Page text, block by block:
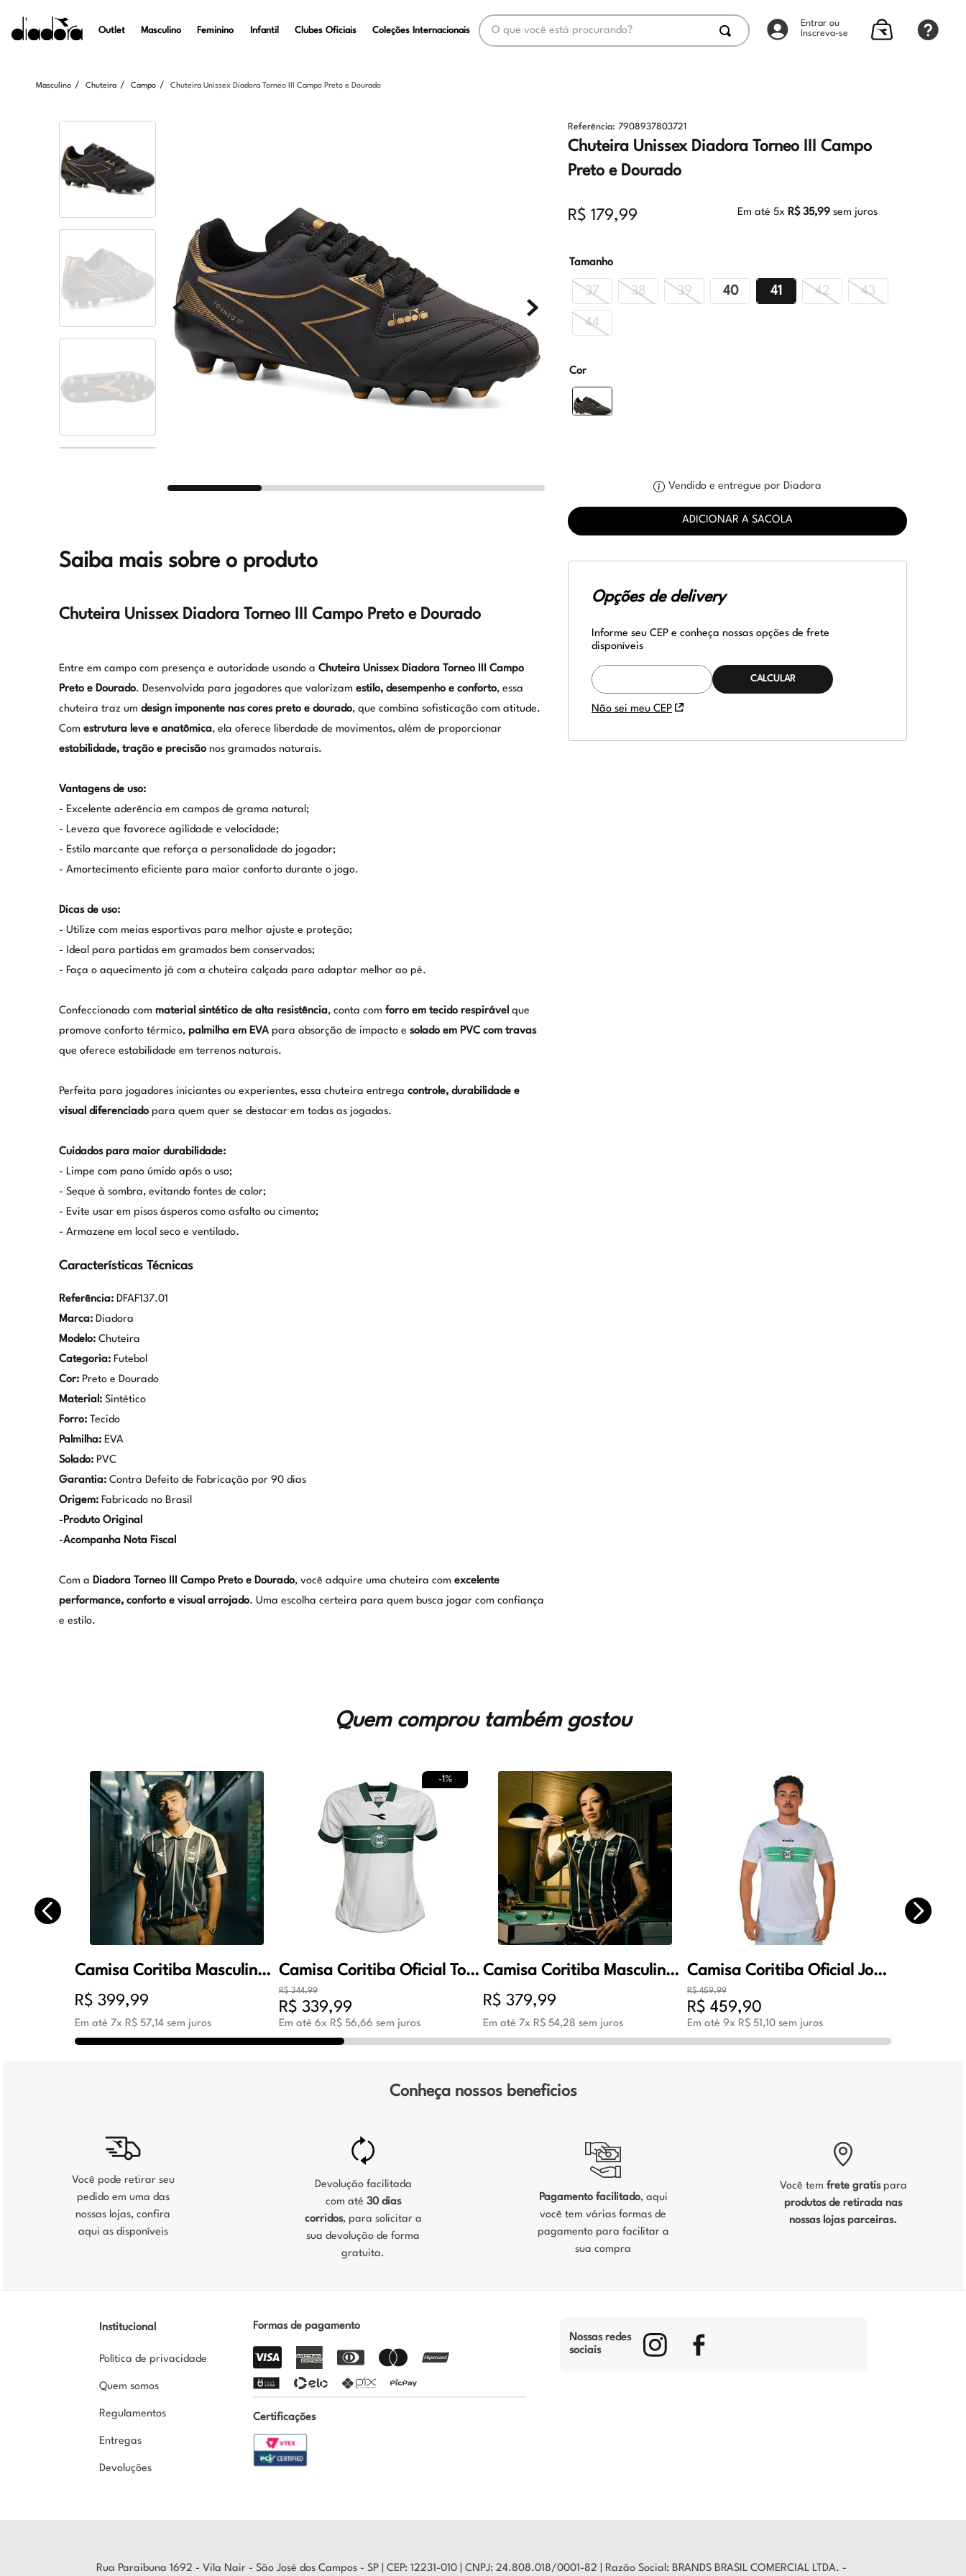
Outlet Masculino Feminino Infantil Clubes Oficiais Coleções Internacionais
O que você está procurando?
Entrar ou
Inscreva-se
Masculino Chuteira Campo Chuteira Unissex Diadora Torneo III Campo Preto e Dourado
Saiba mais sobre o produto
Chuteira Unissex Diadora Torneo III Campo Preto e Dourado
Entre em campo com presença e autoridade usando a Chuteira Unissex Diadora Torneo III Campo
Preto e Dourado. Desenvolvida para jogadores que valorizam estilo, desempenho e conforto, essa
chuteira traz um design imponente nas cores preto e dourado, que combina sofisticação com atitude.
Com estrutura leve e anatômica, ela oferece liberdade de movimentos, além de proporcionar
estabilidade, tração e precisãonos gramados naturais.
Vantagens de uso:
- Excelente aderência em campos de grama natural;
- Leveza que favorece agilidade e velocidade;
- Estilo marcante que reforça a personalidade do jogador;
- Amortecimento eficiente para maior conforto durante o jogo.
Dicas de uso:
- Utilize com meias esportivas para melhor ajuste e proteção;
- Ideal para partidas em gramados bem conservados;
- Faça o aquecimento já com a chuteira calçada para adaptar melhor ao pé.
Confeccionada com material sintético de alta resistência, conta com forro em tecido respirável que
promove conforto térmico, palmilha em EVApara absorção de impacto e solado em PVC com travas
que oferece estabilidade em terrenos naturais.
Perfeita para jogadores iniciantes ou experientes, essa chuteira entrega controle, durabilidade e
visual diferenciadopara quem quer se destacar em todas as jogadas.
Cuidados para maior durabilidade:
- Limpe com pano úmido após o uso;
- Seque à sombra, evitando fontes de calor;
- Evite usar em pisos ásperos como asfalto ou cimento;
- Armazene em local seco e ventilado.
Características Técnicas
Referência:DFAF137.01
Marca:Diadora
Modelo:Chuteira
Categoria:Futebol
Cor:Preto e Dourado
Material:Sintético
Forro:Tecido
Palmilha:EVA
Solado:PVC
Garantia:Contra Defeito de Fabricação por 90 dias
Origem:Fabricado no Brasil
-Produto Original
-Acompanha Nota Fiscal
Com a Diadora Torneo III Campo Preto e Dourado, você adquire uma chuteira com excelente
performance, conforto e visual arrojado. Uma escolha certeira para quem busca jogar com confiança
e estilo.
Referência:7908937803721
Chuteira Unissex Diadora Torneo III Campo
Preto e Dourado
R$ 179,99 Em até5xR$ 35,99 sem juros
Tamanho
37 38 39 40 41 42 43
44
Cor
Vendido e entregue por Diadora
ADICIONAR A SACOLA
Opções de delivery
Informe seu CEP e conheça nossas opções de frete
disponíveis
Não sei meu CEP
CALCULAR O FRETE
Quem comprou também gostou
Camisa Coritiba Masculina Oficial Jogo 2 2026 Verde
R$ 399,99
Em até 7x R$ 57,14 sem juros
-1%
Camisa Coritiba Oficial Torcedor 1 Feminino Branco e Verde
R$ 344,99
R$ 339,99
Em até6x R$ 56,66 sem juros
Camisa Coritiba Masculina Oficial Jogo 2 2026 Verde
R$ 379,99
Em até 7x R$ 54,28 sem juros
Camisa Coritiba Oficial Jogo 1 Masculino
R$ 459,99
R$ 459,90
Em até 9x R$ 51,10sem juros
Conheça nossos beneficios
Você pode retirar seu
pedido em uma das
nossas lojas, confira
aqui as disponíveis
Devolução facilitada
com até 30 dias
corridos, para solicitar a
sua devolução de forma
gratuita.
Pagamento facilitado, aqui
você tem várias formas de
pagamento para facilitar a
sua compra
Você tem frete gratispara
produtos de retirada nas
nossas lojas parceiras.
Institucional
Política de privacidade
Quem somos
Regulamentos
Entregas
Devoluções
Formas de pagamento
Certificações
Nossas redes
sociais
Rua Paraibuna 1692 - Vila Nair - São José dos Campos - SP | CEP: 12231-010 | CNPJ: 24.808.018/0001-82 | Razão Social: BRANDS BRASIL COMERCIAL LTDA. -